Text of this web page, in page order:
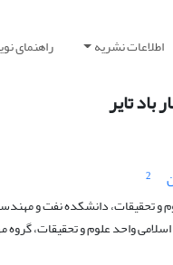
اطلاعات نشریه راهنمای
باد تایر
2
و تحقیقات، دانشکده نفت و
واحد علوم و تحقیقات، گروه